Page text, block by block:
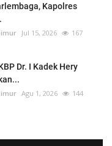
Kapolres
Jul 15, 2026 167
Dr. I Kadek Hery
Agu 1, 2026 144